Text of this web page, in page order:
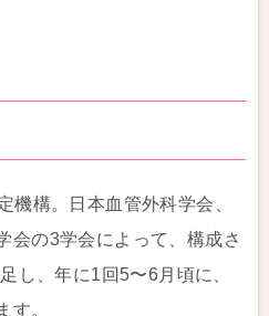
機構。日本血管外科学会、
会の3学会によって、構成さ
し、年に1回5〜6月頃に、
す。